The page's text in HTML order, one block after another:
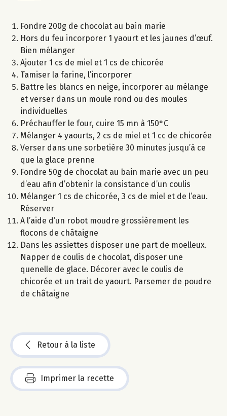
Fondre 200g de chocolat au bain marie
Hors du feu incorporer 1 yaourt et les jaunes d’œuf.
Bien mélanger
Ajouter 1 cs de miel et 1 cs de chicorée
Tamiser la farine, l’incorporer
Battre les blancs en neige, incorporer au mélange
et verser dans un moule rond ou des moules
individuelles
Préchauffer le four, cuire 15 mn à 150°C
Mélanger 4 yaourts, 2 cs de miel et 1 cc de chicorée
Verser dans une sorbetière 30 minutes jusqu’à ce
que la glace prenne
Fondre 50g de chocolat au bain marie avec un peu
d’eau afin d’obtenir la consistance d’un coulis
Mélanger 1 cs de chicorée, 3 cs de miel et de l’eau.
Réserver
A l’aide d’un robot moudre grossièrement les
flocons de châtaigne
Dans les assiettes disposer une part de moelleux.
Napper de coulis de chocolat, disposer une
quenelle de glace. Décorer avec le coulis de
chicorée et un trait de yaourt. Parsemer de poudre
de châtaigne
Retour à la liste
Imprimer la recette